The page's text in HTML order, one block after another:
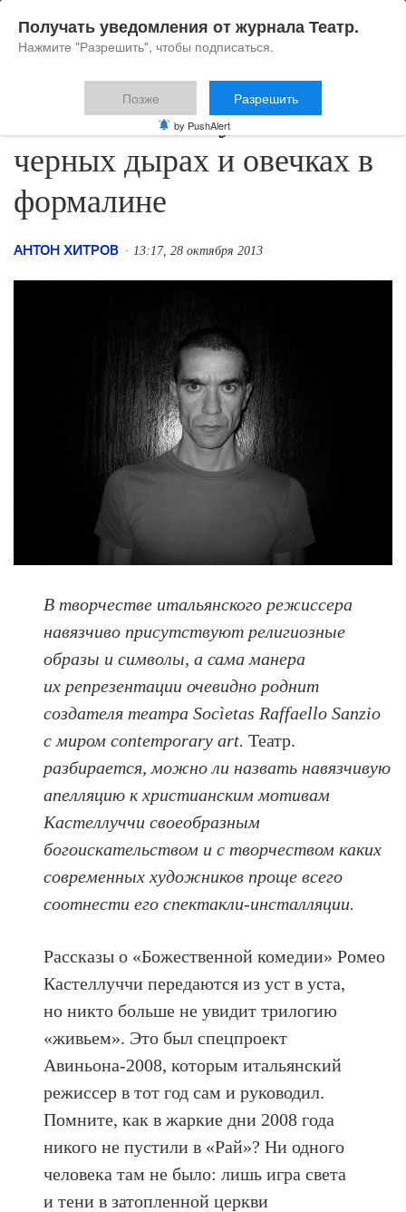
Ромео Кастеллуччи: о
черных дырах и овечках в
формалине
АНТОН ХИТРОВ 13:17, 28 октября 2013
В творчестве итальянского режиссера
навязчиво присутствуют религиозные
образы и символы, а сама манера
их репрезентации очевидно роднит
создателя театра Socìetas Raffaello Sanzio
с миром contemporary art.Театр.
разбирается, можно ли назвать навязчивую
апелляцию к христианским мотивам
Кастеллуччи своеобразным
богоискательством и с творчеством каких
современных художников проще всего
соотнести его спектакли-инсталляции.
Рассказы о «Божественной комедии» Ромео
Кастеллуччи передаются из уст в уста,
но никто больше не увидит трилогию
«живьем». Это был спецпроект
Авиньона-2008, которым итальянский
режиссер в тот год сам и руководил.
Помните, как в жаркие дни 2008 года
никого не пустили в «Рай»? Ни одного
человека там не было: лишь игра света
и тени в затопленной церкви
Получать уведомления от журнала Театр.
Нажмите "Разрешить", чтобы подписаться.
Позже Разрешить
by PushAlert